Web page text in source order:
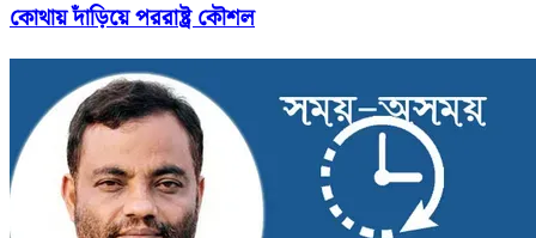
কোথায় দাঁড়িয়ে পররাষ্ট্র কৌশল